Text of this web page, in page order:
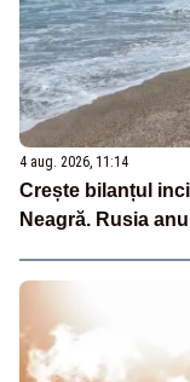
4 aug. 2026, 11:14
Crește bilanțul
Neagră. Rusia